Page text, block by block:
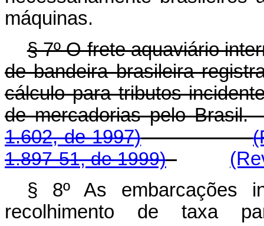
máquinas.
§ 7º O frete aquaviário
de bandeira brasileira
cálculo para tributos
de mercadorias pelo
1.602, de 1997)
1.897-51, de 1999)
§ 8º As embarcações
recolhimento de taxa